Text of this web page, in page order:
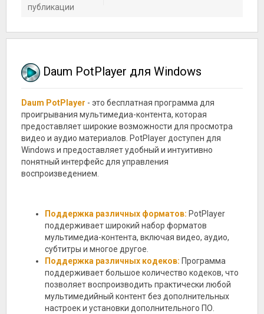
публикации
Daum PotPlayer для Windows
Daum PotPlayer - это бесплатная программа для
проигрывания мультимедиа-контента, которая
предоставляет широкие возможности для просмотра
видео и аудио материалов. PotPlayer доступен для
Windows и предоставляет удобный и интуитивно
понятный интерфейс для управления
воспроизведением.
Поддержка различных форматов: PotPlayer
поддерживает широкий набор форматов
мультимедиа-контента, включая видео, аудио,
субтитры и многое другое.
Поддержка различных кодеков: Программа
поддерживает большое количество кодеков, что
позволяет воспроизводить практически любой
мультимедийный контент без дополнительных
настроек и установки дополнительного ПО.